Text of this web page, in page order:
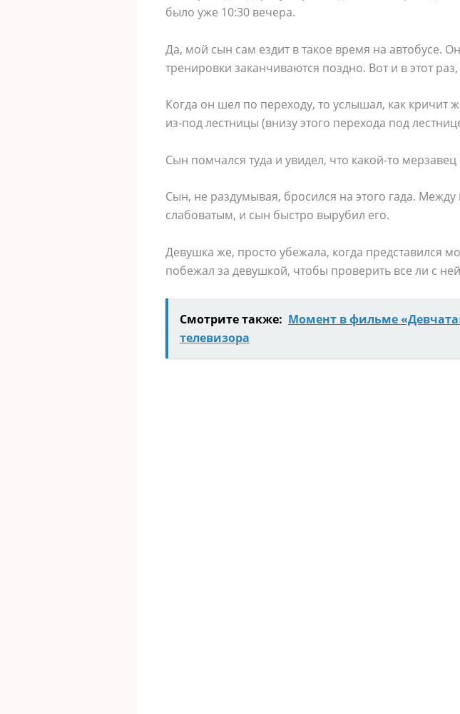
было уже 10:30 вечера.
Да, мой сын сам ездит в такое время на автобусе.
тренировки заканчиваются поздно. Вот и в этот
Когда он шел по переходу, то услышал, как
из-под лестницы (внизу этого перехода под
Сын помчался туда и увидел, что какой-то
Сын, не раздумывая, бросился на этого гада.
слабоватым, и сын быстро вырубил его.
Девушка же, просто убежала, когда представился
побежал за девушкой, чтобы проверить все ли с
Смотрите также: Момент в фильме
телевизора